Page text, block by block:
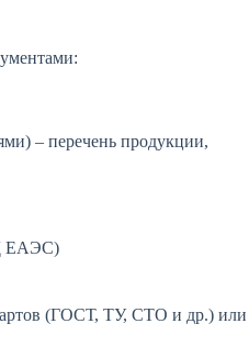
– перечень продукции,
ЕАЭС)
(ГОСТ, ТУ, СТО и др.) или